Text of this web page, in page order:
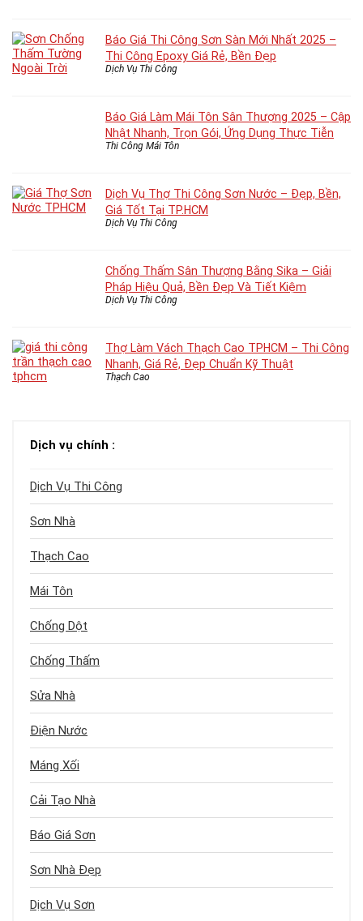
Báo Giá Thi Công Sơn Sàn Mới Nhất 2025 –
Thi Công Epoxy Giá Rẻ, Bền Đẹp
Dịch Vụ Thi Công
Báo Giá Làm Mái Tôn Sân Thượng 2025 – Cập
Nhật Nhanh, Trọn Gói, Ứng Dụng Thực Tiễn
Thi Công Mái Tôn
Dịch Vụ Thợ Thi Công Sơn Nước – Đẹp, Bền,
Giá Tốt Tại TP.HCM
Dịch Vụ Thi Công
Chống Thấm Sân Thượng Bằng Sika – Giải
Pháp Hiệu Quả, Bền Đẹp Và Tiết Kiệm
Dịch Vụ Thi Công
Thợ Làm Vách Thạch Cao TPHCM – Thi Công
Nhanh, Giá Rẻ, Đẹp Chuẩn Kỹ Thuật
Thạch Cao
Dịch vụ chính :
Dịch Vụ Thi Công
Sơn Nhà
Thạch Cao
Mái Tôn
Chống Dột
Chống Thấm
Sửa Nhà
Điện Nước
Máng Xối
Cải Tạo Nhà
Báo Giá Sơn
Sơn Nhà Đẹp
Dịch Vụ Sơn